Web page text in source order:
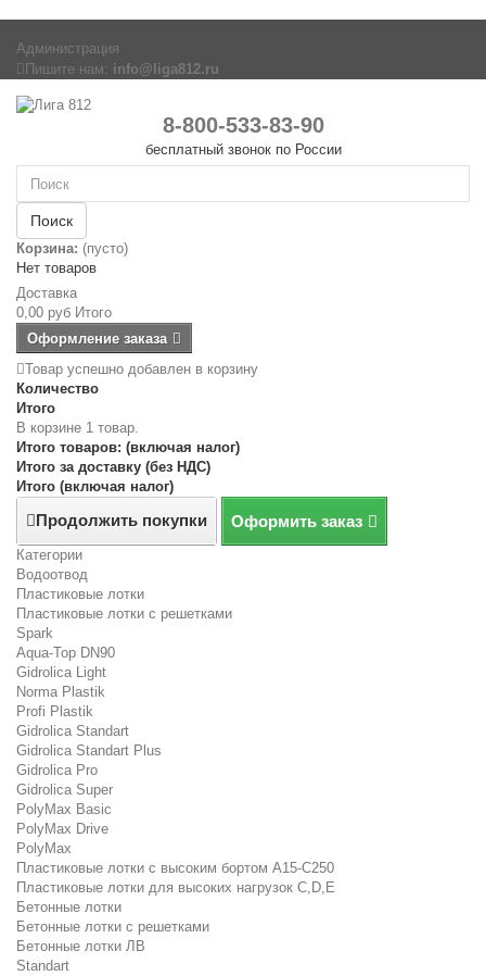
Администрация
Пишите нам: info@liga812.ru
8-800-533-83-90
бесплатный звонок по России
Поиск
Корзина: (пусто)
Нет товаров
Доставка
0,00 руб Итого
Оформление заказа
Товар успешно добавлен в корзину
Количество
Итого
В корзине 1 товар.
Итого товаров: (включая налог)
Итого за доставку (без НДС)
Итого (включая налог)
Продолжить покупки Оформить заказ
Категории
Водоотвод
Пластиковые лотки
Пластиковые лотки с решетками
Spark
Aqua-Top DN90
Gidrolica Light
Norma Plastik
Profi Plastik
Gidrolica Standart
Gidrolica Standart Plus
Gidrolica Pro
Gidrolica Super
PolyMax Basic
PolyMax Drive
PolyMax
Пластиковые лотки с высоким бортом А15-C250
Пластиковые лотки для высоких нагрузок C,D,E
Бетонные лотки
Бетонные лотки с решетками
Бетонные лотки ЛВ
Standart